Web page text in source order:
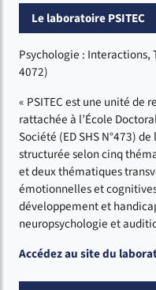
Le laboratoire PSITEC
Psychologie : Interactions,
4072)
« PSITEC est une unité de
rattachée à l’École
Société (ED SHS N°473)
structurée selon cinq
et deux thématiques
émotionnelles et
développement et
neuropsychologie et
Accédez au site du